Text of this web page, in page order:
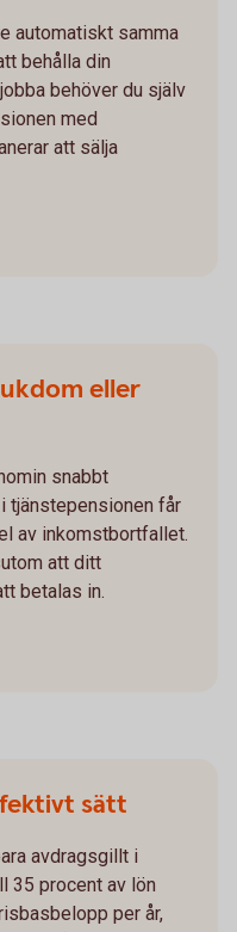
automatiskt samma
behålla din
behöver du själv
med
att sälja
eller
snabbt
tjänstepensionen får
av inkomstbortfallet.
att ditt
betalas in.
sätt
avdragsgillt i
35 procent av lön
per år,